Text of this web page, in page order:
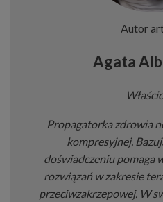
Autor
Agata
Propagatorka zdrowia
kompresyjnej.
doświadczeniu pomaga
rozwiązań w zakresie
przeciwzakrzepowej. W